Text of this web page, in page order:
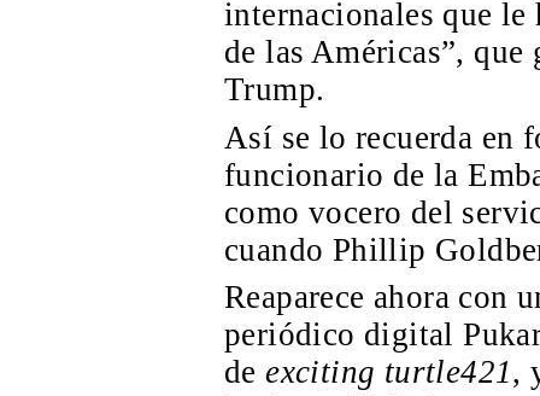
internacionales que le
de las Américas”,
Trump.
Así se lo recuerda en
funcionario de la
como vocero del
cuando Phillip
Reaparece ahora con
periódico digital
deexciting turtle421,